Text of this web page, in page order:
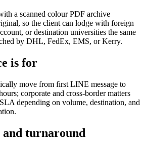
a scanned colour PDF archive
so the client can lodge with foreign
or destination universities the same
by DHL, FedEx, EMS, or Kerry.
is for
move from first LINE message to
corporate and cross-border matters
depending on volume, destination, and
and turnaround